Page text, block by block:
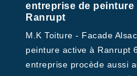
entreprise de peinture
Ranrupt
M.K Toiture - Facade
peinture active à Ranrupt
entreprise procède aussi